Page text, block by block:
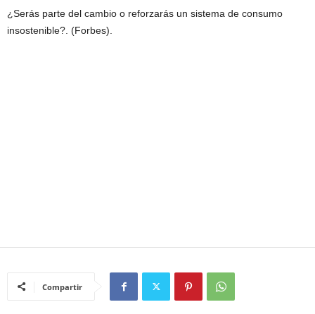
¿Serás parte del cambio o reforzarás un sistema de consumo
insostenible?. (Forbes).
Compartir